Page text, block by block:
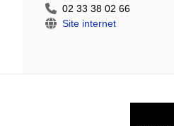
02 33 38 02 66
Site internet